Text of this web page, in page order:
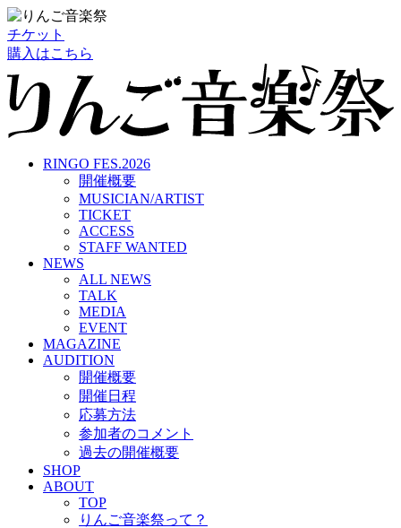
チケット
購入はこちら
RINGO FES.2026
開催概要
MUSICIAN/ARTIST
TICKET
ACCESS
STAFF WANTED
NEWS
ALL NEWS
TALK
MEDIA
EVENT
MAGAZINE
AUDITION
開催概要
開催日程
応募方法
参加者のコメント
過去の開催概要
SHOP
ABOUT
TOP
りんご音楽祭って？